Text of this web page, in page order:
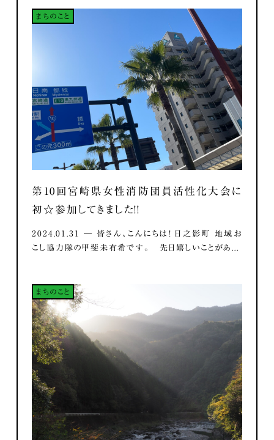
まちのこと
第10回宮崎県女性消防団員活性化大会に
初☆参加してきました！！
2024.01.31 ― 皆さん、こんにちは！ 日之影町 地域お
こし協力隊の甲斐未有希です。 先日嬉しいことがあ...
まちのこと